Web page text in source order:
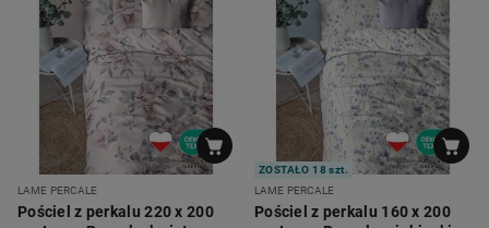
LAME PERCALE
Pościel z perkalu 220 x 200
ZOSTAŁO 18 szt.
LAME PERCALE
Pościel z perkalu 160 x 200